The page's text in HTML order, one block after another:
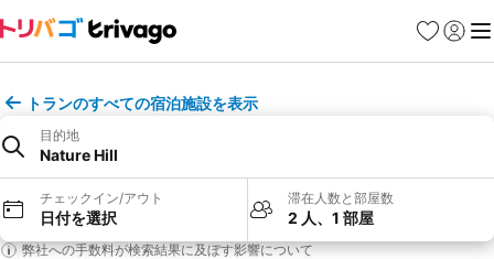
お気に入り
ログイ
メ
トランのすべての宿泊施設を表示
目的地
Nature Hill
チェックイン/アウト
日付を選択
滞在人数と部屋数
2 人、1 部屋
弊社への手数料が検索結果に及ぼす影響について